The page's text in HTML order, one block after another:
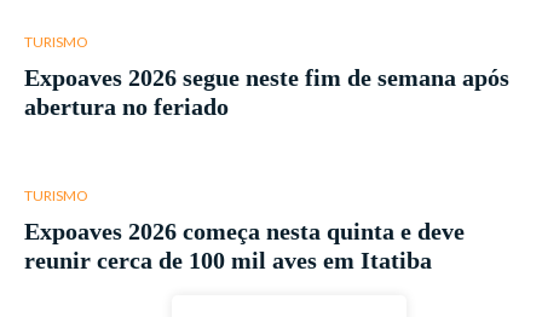
TURISMO
Expoaves 2026 segue neste fim de semana após
abertura no feriado
TURISMO
Expoaves 2026 começa nesta quinta e deve
reunir cerca de 100 mil aves em Itatiba